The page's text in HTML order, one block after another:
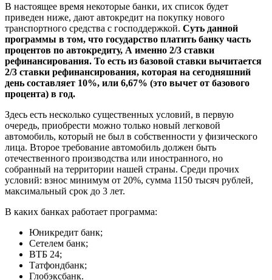
В настоящее время некоторые банки, их список будет
приведен ниже, дают автокредит на покупку нового
транспортного средства с господдержкой. Суть данной
программы в том, что государство платить банку часть
процентов по автокредиту, А именно 2/3 ставки
рефинансирования. То есть из базовой ставки вычитается
2/3 ставки рефинансирования, которая на сегодняшний
день составляет 10%, или 6,67% (это вычет от базового
процента) в год.
Здесь есть несколько существенных условий, в первую
очередь, приобрести можно только новый легковой
автомобиль, который не был в собственности у физического
лица. Второе требование автомобиль должен быть
отечественного производства или иностранного, но
собранный на территории нашей страны. Среди прочих
условий: взнос минимум от 20%, сумма 1150 тысяч рублей,
максимальный срок до 3 лет.
В каких банках работает программа:
Юникредит банк;
Сетелем банк;
ВТБ 24;
Татфондбанк;
Глобэксбанк.